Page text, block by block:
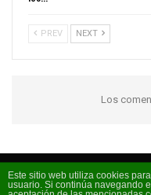
PREV NEXT
Los
Código FM
Este sitio web utiliza cookies
usuario. Si continúa navegando